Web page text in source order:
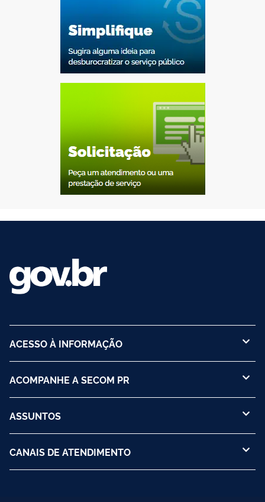
ACESSO À INFORMAÇÃO
ACOMPANHE A SECOM PR
ASSUNTOS
CANAIS DE ATENDIMENTO